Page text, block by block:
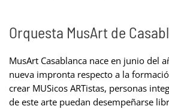
Orquesta MusArt de
MusArt Casablanca nace en junio del
nueva impronta respecto a la
crear MUSicos ARTistas, personas
de este arte puedan desempeñarse